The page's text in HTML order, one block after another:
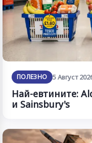
ПОЛЕЗНО 5 Август
Най-евтините:
и Sainsbury's